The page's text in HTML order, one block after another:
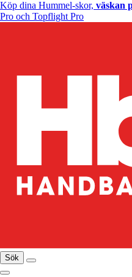
Köp dina Hummel-skor, väskan
Pro och Topflight Pro
Sök